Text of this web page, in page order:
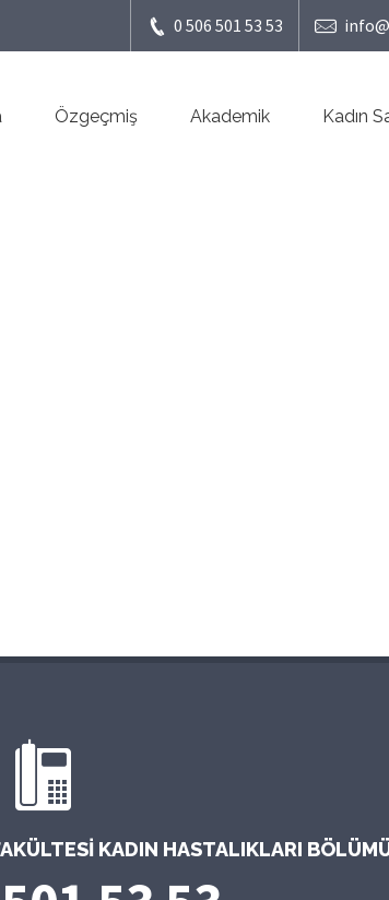
0 506 501 53 53
Özgeçmiş Akademik Kadın
KADIN HASTALIKLARI